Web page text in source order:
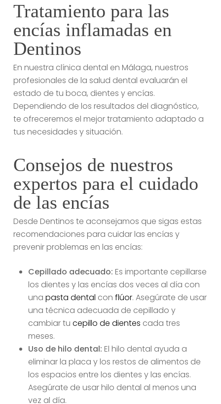
Tratamiento para las
encías inflamadas en
Dentinos
En nuestra clínica dental en Málaga, nuestros
profesionales de la salud dental evaluarán el
estado de tu boca, dientes y encías.
Dependiendo de los resultados del diagnóstico,
te ofreceremos el mejor tratamiento adaptado a
tus necesidades y situación.
Consejos de nuestros
expertos para el cuidado
de las encías
Desde Dentinos te aconsejamos que sigas estas
recomendaciones para cuidar las encías y
prevenir problemas en las encías:
Cepillado adecuado: Es importante cepillarse
los dientes y las encías dos veces al día con
una pasta dental con flúor. Asegúrate de usar
una técnica adecuada de cepillado y
cambiar tu cepillo de dientes cada tres
meses.
Uso de hilo dental: El hilo dental ayuda a
eliminar la placa y los restos de alimentos de
los espacios entre los dientes y las encías.
Asegúrate de usar hilo dental al menos una
vez al día.